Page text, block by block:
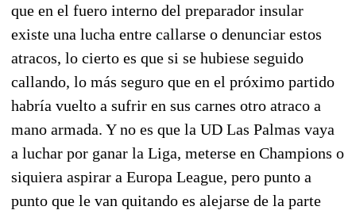
que en el fuero interno del preparador insular
existe una lucha entre callarse o denunciar estos
atracos, lo cierto es que si se hubiese seguido
callando, lo más seguro que en el próximo partido
habría vuelto a sufrir en sus carnes otro atraco a
mano armada. Y no es que la UD Las Palmas vaya
a luchar por ganar la Liga, meterse en Champions o
siquiera aspirar a Europa League, pero punto a
punto que le van quitando es alejarse de la parte